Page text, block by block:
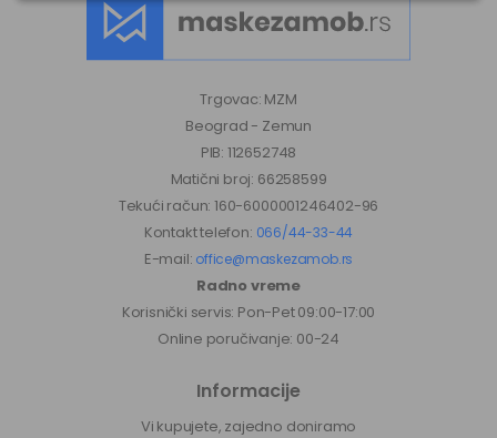
Trgovac: MZM
Beograd - Zemun
PIB: 112652748
Matični broj: 66258599
Tekući račun: 160-6000001246402-96
Kontakt telefon: 066/44-33-44
E-mail: office@maskezamob.rs
Radno vreme
Korisnički servis: Pon-Pet 09:00-17:00
Online poručivanje: 00-24
Informacije
Vi kupujete, zajedno doniramo